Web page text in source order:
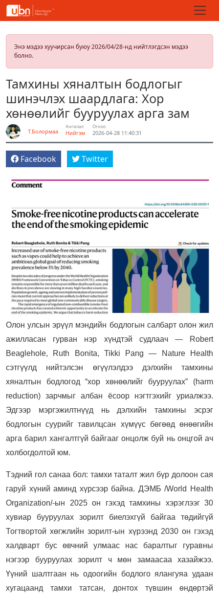
Энэ мэдээ хуучирсан буюу 2026/04/28-нд нийтлэгдсэн мэдээ
болно.
Тамхины хяналтын бодлогыг
шинэчлэх шаардлага: Хор
хөнөөлийг бууруулах арга зам
Т.Болормаа
Ангилал
Нийгэм
Огноо
2026-04-28 11:40:31
Facebook Twitter
Олон улсын эрүүл мэндийн бодлогын салбарт олон жил
ажилласан гурван нэр хүндтэй судлаач — Robert
Beaglehole, Ruth Bonita, Tikki Pang — Nature Health
сэтгүүлд нийтэлсэн өгүүлэлдээ дэлхийн тамхины
хяналтын бодлогод “хор хөнөөлийг бууруулах” (harm
reduction) зарчмыг албан ёсоор нэгтгэхийг уриалжээ.
Эдгээр мэргэжилтнүүд нь дэлхийн тамхины эсрэг
бодлогын суурийг тавилцсан хүмүүс бөгөөд өнөөгийн
арга барил хангалтгүй байгааг онцолж буй нь онцгой ач
холбогдолтой юм.
Тэдний гол санаа бол: тамхи таталт жил бүр долоон сая
гаруй хүний аминд хүрсээр байна. ДЭМБ /World Health
Organization/-ын 2025 он гэхэд тамхины хэрэглээг 30
хувиар бууруулах зорилт биелэхгүй байгаа төдийгүй
Тогтвортой хөгжлийн зорилт-ын хүрээнд 2030 он гэхэд
халдварт бус өвчний улмаас нас баралтыг гуравны
нэгээр бууруулах зорилт ч мөн замаасаа хазайжээ.
Үүний шалтгаан нь одоогийн бодлого ялангуяа удаан
хугацаанд тамхи татсан, донтох түвшин өндөртэй